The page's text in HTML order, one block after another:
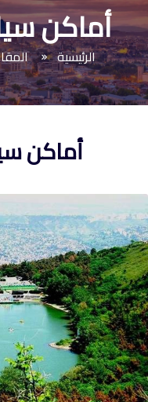
أماكن
الرئيسية
أماكن